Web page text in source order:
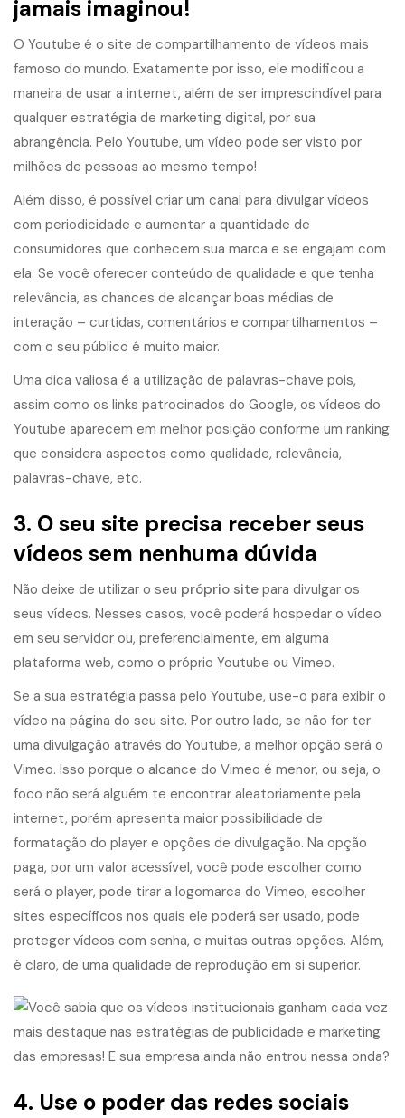
jamais imaginou!
O Youtube é o site de compartilhamento de vídeos mais
famoso do mundo. Exatamente por isso, ele modificou a
maneira de usar a internet, além de ser imprescindível para
qualquer estratégia de marketing digital, por sua
abrangência. Pelo Youtube, um vídeo pode ser visto por
milhões de pessoas ao mesmo tempo!
Além disso, é possível criar um canal para divulgar vídeos
com periodicidade e aumentar a quantidade de
consumidores que conhecem sua marca e se engajam com
ela. Se você oferecer conteúdo de qualidade e que tenha
relevância, as chances de alcançar boas médias de
interação – curtidas, comentários e compartilhamentos –
com o seu público é muito maior.
Uma dica valiosa é a utilização de palavras-chave pois,
assim como os links patrocinados do Google, os vídeos do
Youtube aparecem em melhor posição conforme um ranking
que considera aspectos como qualidade, relevância,
palavras-chave, etc.
3. O seu site precisa receber seus
vídeossem nenhuma dúvida
Não deixe de utilizar o seu próprio site para divulgar os
seus vídeos. Nesses casos, você poderá hospedar o vídeo
em seu servidor ou, preferencialmente, em alguma
plataforma web, como o próprio Youtube ou Vimeo.
Se a sua estratégia passa pelo Youtube, use-o para exibir o
vídeo na página do seu site. Por outro lado, se não for ter
uma divulgação através do Youtube, a melhor opção será o
Vimeo. Isso porque o alcance do Vimeo é menor, ou seja, o
foco não será alguém te encontrar aleatoriamente pela
internet, porém apresenta maior possibilidade de
formatação do player e opções de divulgação. Na opção
paga, por um valor acessível, você pode escolher como
será o player, pode tirar a logomarca do Vimeo, escolher
sites específicos nos quais ele poderá ser usado, pode
proteger vídeos com senha, e muitas outras opções. Além,
é claro, de uma qualidade de reprodução em si superior.
4. Use o poder das redes sociais